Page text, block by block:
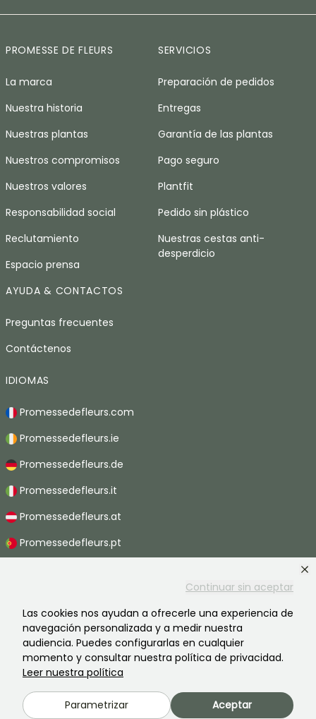
Continuar sin aceptar
Las cookies nos ayudan a ofrecerle una experiencia de
navegación personalizada y a medir nuestra
audiencia. Puedes configurarlas en cualquier
momento y consultar nuestra política de privacidad.
Leer nuestra política
Parametrizar Aceptar
PROMESSE DE FLEURS
La marca
Nuestra historia
Nuestras plantas
Nuestros compromisos
Nuestros valores
Responsabilidad social
Reclutamiento
Espacio prensa
SERVICIOS
Preparación de pedidos
Entregas
Garantía de las plantas
Pago seguro
Plantfit
Pedido sin plástico
Nuestras cestas anti-
desperdicio
AYUDA & CONTACTOS
Preguntas frecuentes
Contáctenos
IDIOMAS
Promessedefleurs.com
Promessedefleurs.ie
Promessedefleurs.de
Promessedefleurs.it
Promessedefleurs.at
Promessedefleurs.pt
Promessedefleurs.ch
Información legal
Términos y condiciones
Política de privacidad
Promesse de fleurs, una empresa familiar al servicio de todos los